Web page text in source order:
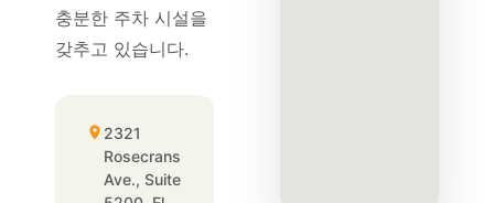
충분한 주차 시설을
갖추고 있습니다.
2321
Rosecrans
Ave., Suite